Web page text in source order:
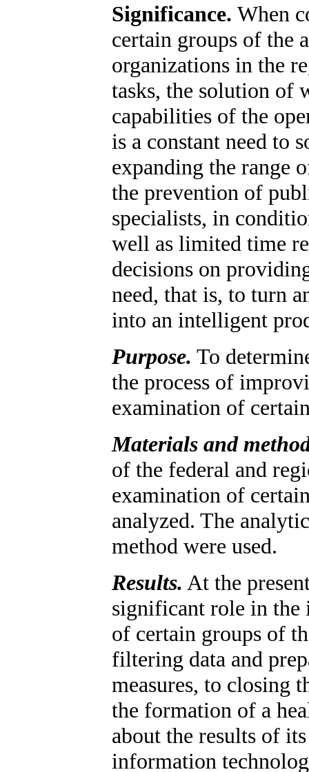
Significance. When
certain groups of the
organizations in the
tasks, the solution of
capabilities of the
is a constant need to
expanding the range
the prevention of
specialists, in
well as limited time
decisions on
need, that is, to turn
into an intelligent
Purpose. To
the process of
examination of
Materials and
of the federal and
examination of
analyzed. The
method were used.
Results. At the
significant role in the
of certain groups of
filtering data and
measures, to closing
the formation of a
about the results of
information